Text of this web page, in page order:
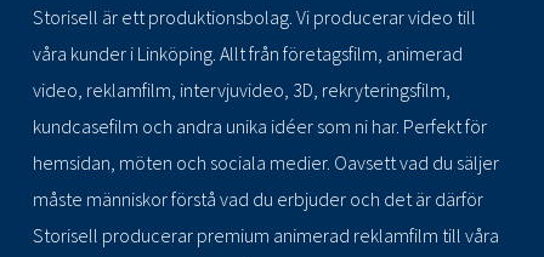
Storisell är ett produktionsbolag. Vi producerar video till
våra kunder i Linköping. Allt från företagsfilm, animerad
video, reklamfilm, intervjuvideo, 3D, rekryteringsfilm,
kundcasefilm och andra unika idéer som ni har. Perfekt för
hemsidan, möten och sociala medier. Oavsett vad du säljer
måste människor förstå vad du erbjuder och det är därför
Storisell producerar premium animerad reklamfilm till våra